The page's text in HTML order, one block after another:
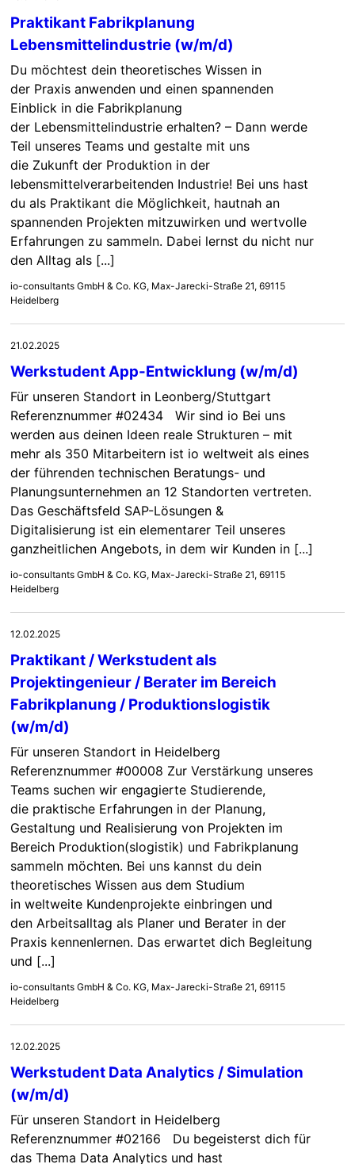
Praktikant Fabrikplanung
Lebensmittelindustrie (w/m/d)
Du möchtest dein theoretisches Wissen in
der Praxis anwenden und einen spannenden
Einblick in die Fabrikplanung
der Lebensmittelindustrie erhalten? – Dann werde
Teil unseres Teams und gestalte mit uns
die Zukunft der Produktion in der
lebensmittelverarbeitenden Industrie! Bei uns hast
du als Praktikant die Möglichkeit, hautnah an
spannenden Projekten mitzuwirken und wertvolle
Erfahrungen zu sammeln. Dabei lernst du nicht nur
den Alltag als [...]
io-consultants GmbH & Co. KG, Max-Jarecki-Straße 21, 69115
Heidelberg
21.02.2025
Werkstudent App-Entwicklung (w/m/d)
Für unseren Standort in Leonberg/Stuttgart
Referenznummer #02434 Wir sind io Bei uns
werden aus deinen Ideen reale Strukturen – mit
mehr als 350 Mitarbeitern ist io weltweit als eines
der führenden technischen Beratungs- und
Planungsunternehmen an 12 Standorten vertreten.
Das Geschäftsfeld SAP-Lösungen &
Digitalisierung ist ein elementarer Teil unseres
ganzheitlichen Angebots, in dem wir Kunden in [...]
io-consultants GmbH & Co. KG, Max-Jarecki-Straße 21, 69115
Heidelberg
12.02.2025
Praktikant / Werkstudent als
Projektingenieur / Berater im Bereich
Fabrikplanung / Produktionslogistik
(w/m/d)
Für unseren Standort in Heidelberg
Referenznummer #00008 Zur Verstärkung unseres
Teams suchen wir engagierte Studierende,
die praktische Erfahrungen in der Planung,
Gestaltung und Realisierung von Projekten im
Bereich Produktion(slogistik) und Fabrikplanung
sammeln möchten. Bei uns kannst du dein
theoretisches Wissen aus dem Studium
in weltweite Kundenprojekte einbringen und
den Arbeitsalltag als Planer und Berater in der
Praxis kennenlernen. Das erwartet dich Begleitung
und [...]
io-consultants GmbH & Co. KG, Max-Jarecki-Straße 21, 69115
Heidelberg
12.02.2025
Werkstudent Data Analytics / Simulation
(w/m/d)
Für unseren Standort in Heidelberg
Referenznummer #02166 Du begeisterst dich für
das Thema Data Analytics und hast